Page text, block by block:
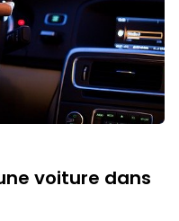
voiture dans